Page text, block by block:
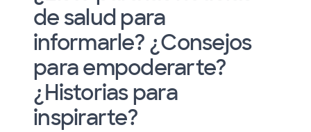
de salud para
informarle? ¿Consejos
para empoderarte?
¿Historias para
inspirarte?